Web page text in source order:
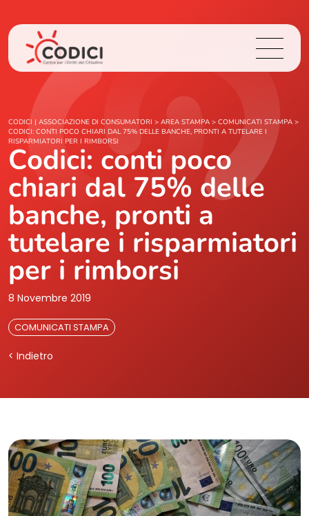
Chi Siamo
Cosa Facciamo
Area Stampa
Contatti
Login
CODICI | ASSOCIAZIONE DI CONSUMATORI > AREA STAMPA > COMUNICATI STAMPA >
CODICI: CONTI POCO CHIARI DAL 75% DELLE BANCHE, PRONTI A TUTELARE I
RISPARMIATORI PER I RIMBORSI
Codici: conti poco
chiari dal 75% delle
banche, pronti a
tutelare i risparmiatori
per i rimborsi
8 Novembre 2019
COMUNICATI STAMPA
< Indietro